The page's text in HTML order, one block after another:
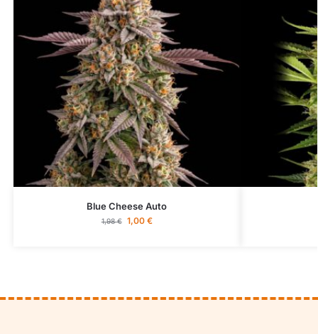
Blue Cheese Auto
1,98€ 1,00 €